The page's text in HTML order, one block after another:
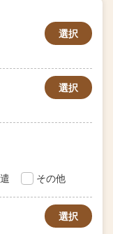
選択
選択
その他
選択